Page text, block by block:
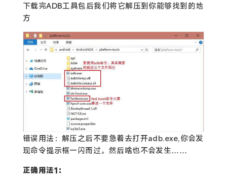
下载完ADB工具包后我们将它解压到你能够找到的地
方
错误用法：解压之后不要急着去打开adb.exe,你会发
现命令提示框一闪而过。然后啥也不会发生……
正确用法1：